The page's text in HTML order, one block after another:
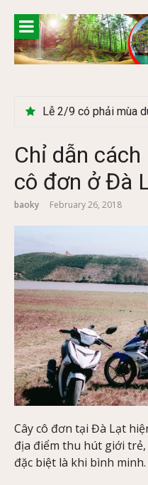
content
Chỉ dẫn
cô đơn ở Đà
baoky February 26, 2018
Cây cô đơn tại Đà Lạt
địa điểm thu hút giới
đặc biệt là khi bình minh.